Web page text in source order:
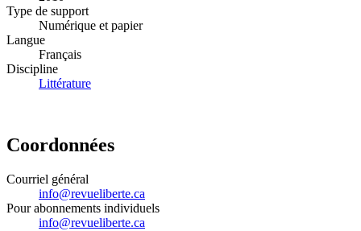
Type de support
Numérique et papier
Langue
Français
Discipline
Littérature
Coordonnées
Courriel général
info@revueliberte.ca
Pour abonnements individuels
info@revueliberte.ca